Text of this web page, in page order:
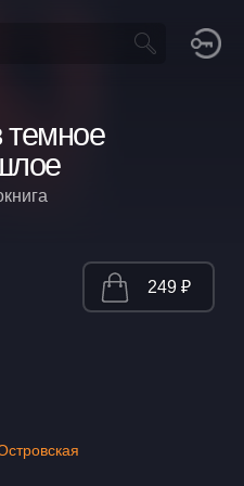
темное
249 ₽